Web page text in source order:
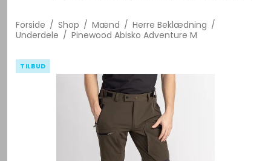
Forside / Shop / Mænd / Herre Beklædning /
Underdele / Pinewood Abisko Adventure M
TILBUD